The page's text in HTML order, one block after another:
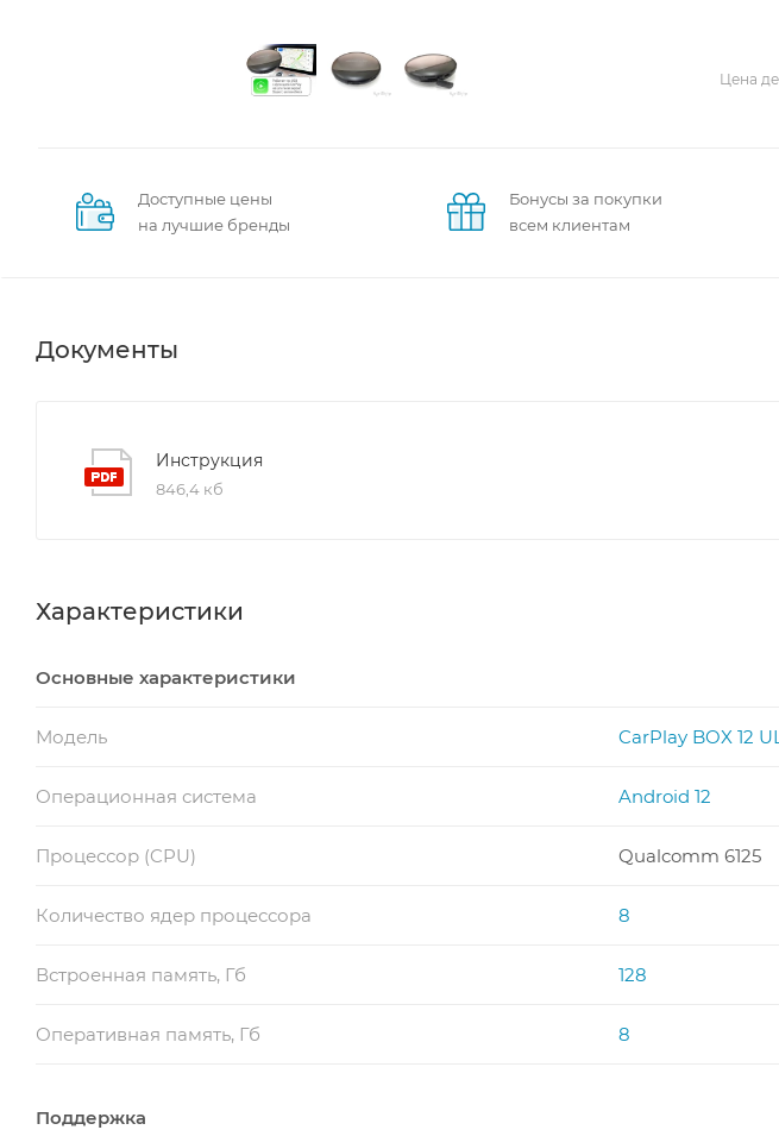
Цена
Доступные цены
на лучшие бренды
Бонусы за покупки
всем клиентам
Документы
Инструкция
846,4 кб
Характеристики
Основные характеристики
Модель CarPlay BOX 12
Операционная система Android 12
Процессор (CPU) Qualcomm 6125
Количество ядер процессора 8
Встроенная память, Гб 128
Оперативная память, Гб 8
Поддержка